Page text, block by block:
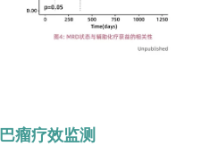
瘤疗效监测